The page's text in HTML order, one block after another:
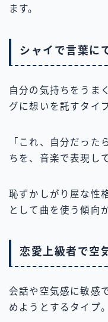
ます。
シャイで言葉に
自分の気持ちをうま
グに想いを託すタイ
「これ、自分だっ
ちを、音楽で表現し
恥ずかしがり屋な性
として曲を使う傾向
恋愛上級者で空
会話や空気感に敏感
めようとするタイプ。